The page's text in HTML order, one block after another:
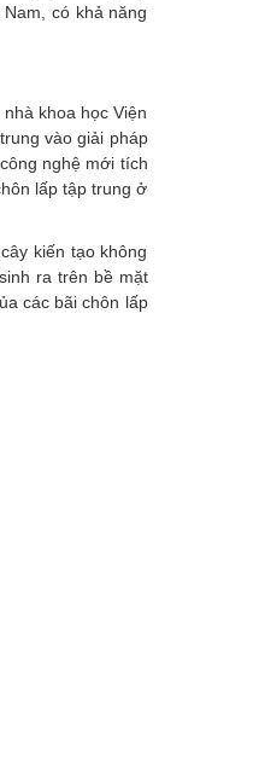
có khả năng
khoa học Viện
vào giải pháp
nghệ mới tích
lấp tập trung ở
kiến tạo không
ra trên bề mặt
các bãi chôn lấp